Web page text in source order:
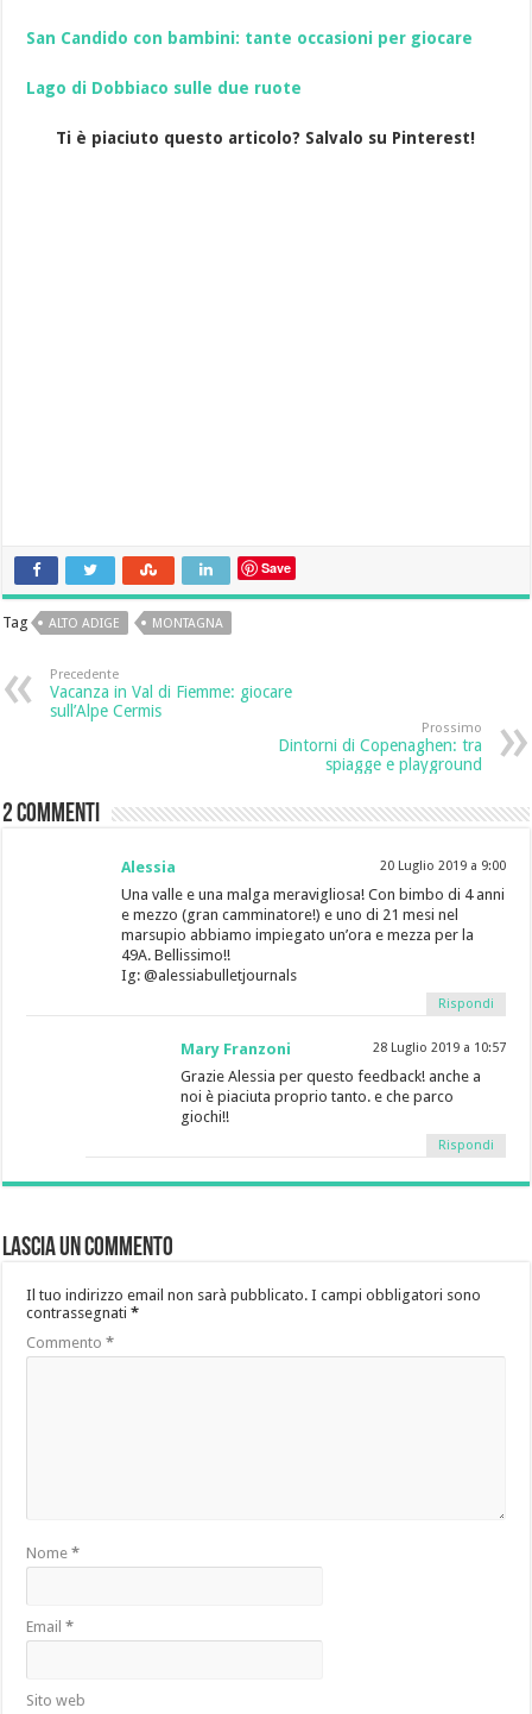
San Candido con bambini: tante occasioni per giocare
Lago di Dobbiaco sulle due ruote
Ti è piaciuto questo articolo? Salvalo su Pinterest!
Save
Tag ALTO ADIGE MONTAGNA
Precedente
Vacanza in Val di Fiemme: giocare
sull’Alpe Cermis
Prossimo
Dintorni di Copenaghen: tra
spiagge e playground
2 commenti
Alessia 20 Luglio 2019 a 9:00
Una valle e una malga meravigliosa! Con bimbo di 4 anni
e mezzo (gran camminatore!) e uno di 21 mesi nel
marsupio abbiamo impiegato un’ora e mezza per la
49A. Bellissimo!!
Ig: @alessiabulletjournals
Rispondi
Mary Franzoni 28 Luglio 2019 a 10:57
Grazie Alessia per questo feedback! anche a
noi è piaciuta proprio tanto. e che parco
giochi!!
Rispondi
Lascia un commento
Il tuo indirizzo email non sarà pubblicato. I campi obbligatori sono
contrassegnati*
Commento*
Nome*
Email*
Sito web